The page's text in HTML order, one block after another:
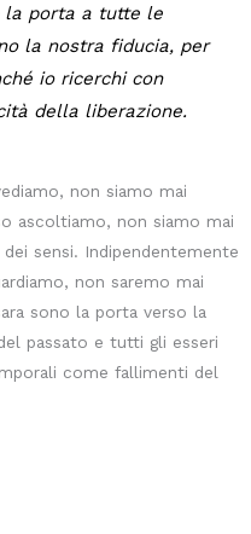
la porta a tutte le
la nostra fiducia, per
io ricerchi con
della liberazione.
non siamo mai
ascoltiamo, non siamo mai
sensi. Indipendentemente
non saremo mai
sono la porta verso la
passato e tutti gli esseri
come fallimenti del